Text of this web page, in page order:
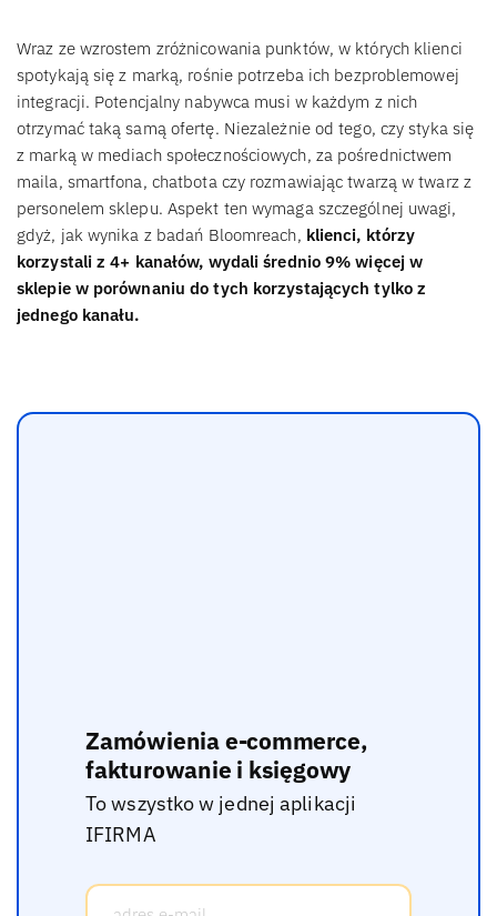
Wraz ze wzrostem zróżnicowania punktów, w których klienci
spotykają się z marką, rośnie potrzeba ich bezproblemowej
integracji. Potencjalny nabywca musi w każdym z nich
otrzymać taką samą ofertę. Niezależnie od tego, czy styka się
z marką w mediach społecznościowych, za pośrednictwem
maila, smartfona, chatbota czy rozmawiając twarzą w twarz z
personelem sklepu. Aspekt ten wymaga szczególnej uwagi,
gdyż, jak wynika z badań Bloomreach, klienci, którzy
korzystali z 4+ kanałów, wydali średnio 9% więcej w
sklepie w porównaniu do tych korzystających tylko z
jednego kanału.
Zamówienia e-commerce,
fakturowanie i księgowy
To wszystko w jednej aplikacji
IFIRMA